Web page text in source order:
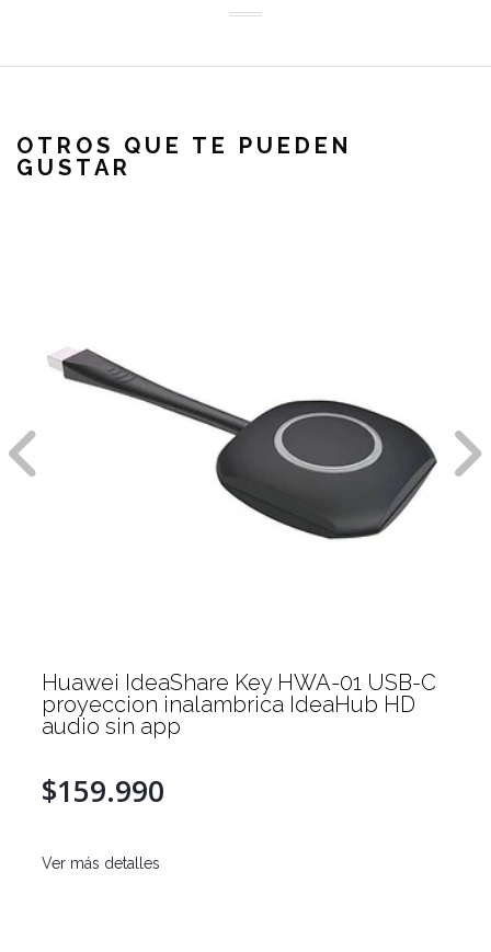
OTROS QUE TE PUEDEN
GUSTAR
Huawei IdeaShare Key HWA-01 USB-C
proyeccion inalambrica IdeaHub HD
audio sin app
$159.990
Ver más detalles